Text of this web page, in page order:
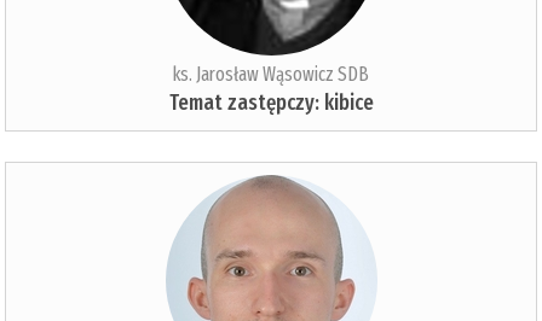
ks. Jarosław Wąsowicz SDB
Temat zastępczy: kibice